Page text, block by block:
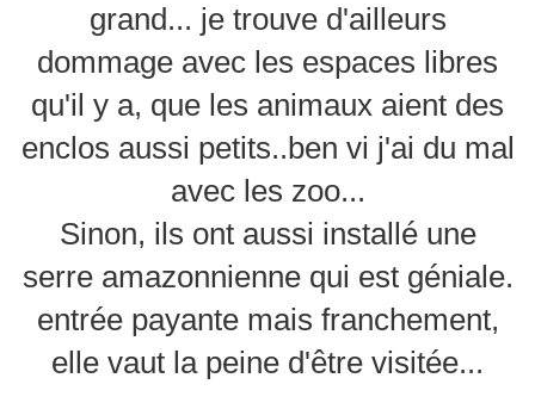
grand... je trouve d'ailleurs
dommage avec les espaces libres
qu'il y a, que les animaux aient des
enclos aussi petits..ben vi j'ai du mal
avec les zoo...
Sinon, ils ont aussi installé une
serre amazonnienne qui est géniale.
entrée payante mais franchement,
elle vaut la peine d'être visitée...